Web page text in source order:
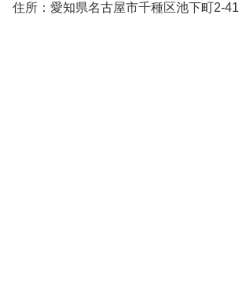
住所：愛知県名古屋市千種区池下町2-41